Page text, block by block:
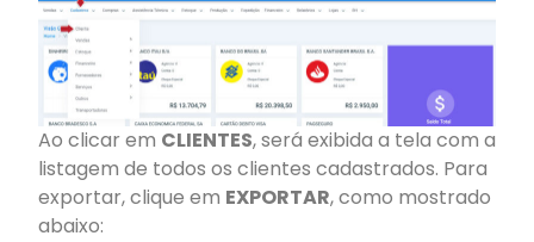
Ao clicar em CLIENTES, será exibida a tela com a
listagem de todos os clientes cadastrados. Para
exportar, clique em EXPORTAR, como mostrado
abaixo: